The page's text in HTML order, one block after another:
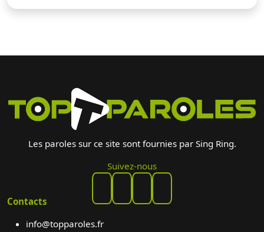
Les paroles sur ce site sont fournies par Sing Ring.
Suivez-nous
Contacts
info@topparoles.fr